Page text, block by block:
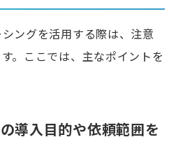
ングを活用する際は、注意
。ここでは、主なポイントを
導入目的や依頼範囲を